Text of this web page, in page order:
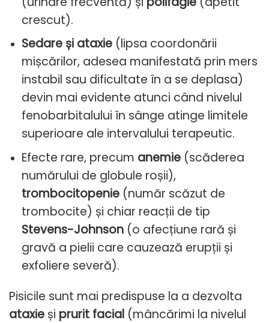
crescut).
Sedare și ataxie(lipsa coordonării
mișcărilor, adesea manifestată prin mers
instabil sau dificultate în a se deplasa)
devin mai evidente atunci când nivelul
fenobarbitalului în sânge atinge limitele
superioare ale intervalului terapeutic.
Efecte rare, precum anemie(scăderea
numărului de globule roșii),
trombocitopenie(număr scăzut de
trombocite) și chiar reacții de tip
Stevens-Johnson(o afecțiune rară și
gravă a pielii care cauzează erupții și
exfoliere severă).
Pisicile sunt mai predispuse la a dezvolta
ataxie și prurit facial (mâncărimi la nivelul